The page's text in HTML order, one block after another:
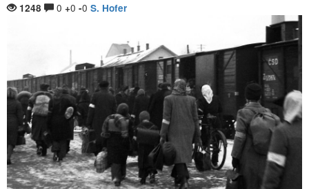
1248 0 +0 -0 S. Hofer